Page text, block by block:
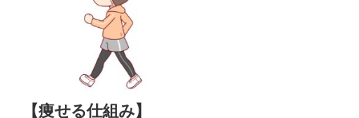
【痩せる仕組み】